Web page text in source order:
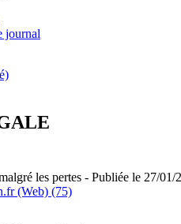
journal
les pertes - Publiée le 27/01/
(Web) (75)